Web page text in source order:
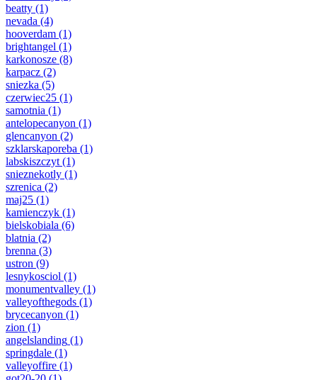
beatty (1)
nevada (4)
hooverdam (1)
brightangel (1)
karkonosze (8)
karpacz (2)
sniezka (5)
czerwiec25 (1)
samotnia (1)
antelopecanyon (1)
glencanyon (2)
szklarskaporeba (1)
labskiszczyt (1)
snieznekotly (1)
szrenica (2)
maj25 (1)
kamienczyk (1)
bielskobiala (6)
blatnia (2)
brenna (3)
ustron (9)
lesnykosciol (1)
monumentvalley (1)
valleyofthegods (1)
brycecanyon (1)
zion (1)
angelslanding (1)
springdale (1)
valleyoffire (1)